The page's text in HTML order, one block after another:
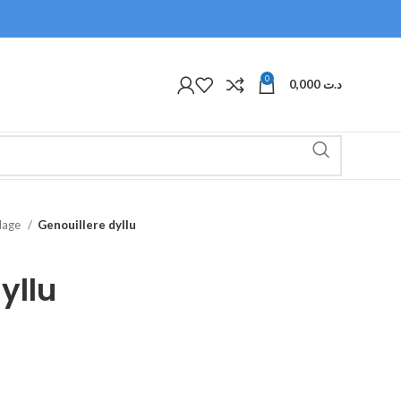
0 د.ت
Genouillere dyllu